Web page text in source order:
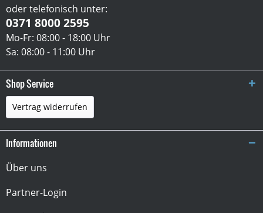
oder telefonisch unter:
0371 8000 2595
Mo-Fr: 08:00 - 18:00 Uhr
Sa: 08:00 - 11:00 Uhr
Shop Service
Vertrag widerrufen
Informationen
Über uns
Partner-Login